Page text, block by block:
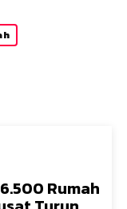
Rumah